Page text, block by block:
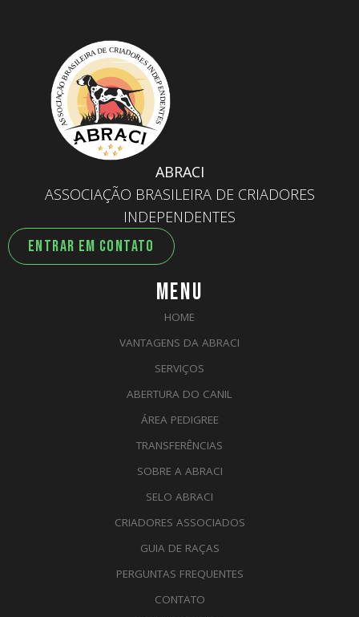
ABRACI
ASSOCIAÇÃO BRASILEIRA DE CRIADORES
INDEPENDENTES
ENTRAR EM CONTATO
MENU
HOME
VANTAGENS DA ABRACI
SERVIÇOS
ABERTURA DO CANIL
ÁREA PEDIGREE
TRANSFERÊNCIAS
SOBRE A ABRACI
SELO ABRACI
CRIADORES ASSOCIADOS
GUIA DE RAÇAS
PERGUNTAS FREQUENTES
CONTATO